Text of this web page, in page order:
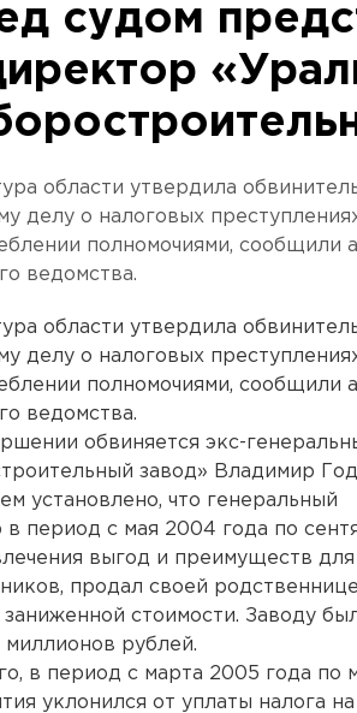
судом
области утвердила
делу о налоговых
полномочиями, сообщили
ведомства.
области утвердила
делу о налоговых
полномочиями, сообщили
ведомства.
обвиняется экс-
завод» Владимир
установлено, что генеральный
в период с мая 2004 года по
выгод и преимуществ
продал своей
заниженной стоимости. Заводу
рублей.
в период с марта 2005 года по
уклонился от уплаты налога